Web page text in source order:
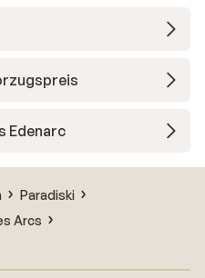
Edenarc
Paradiski
Arcs